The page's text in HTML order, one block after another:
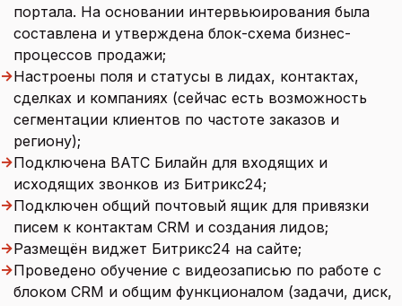
портала. На основании интервьюирования была
составлена и утверждена блок-схема бизнес-
процессов продажи;
→Настроены поля и статусы в лидах, контактах,
сделках и компаниях (сейчас есть возможность
сегментации клиентов по частоте заказов и
региону);
→Подключена ВАТС Билайн для входящих и
исходящих звонков из Битрикс24;
→Подключен общий почтовый ящик для привязки
писем к контактам CRM и создания лидов;
→Размещён виджет Битрикс24 на сайте;
→Проведено обучение с видеозаписью по работе с
блоком CRM и общим функционалом (задачи, диск,